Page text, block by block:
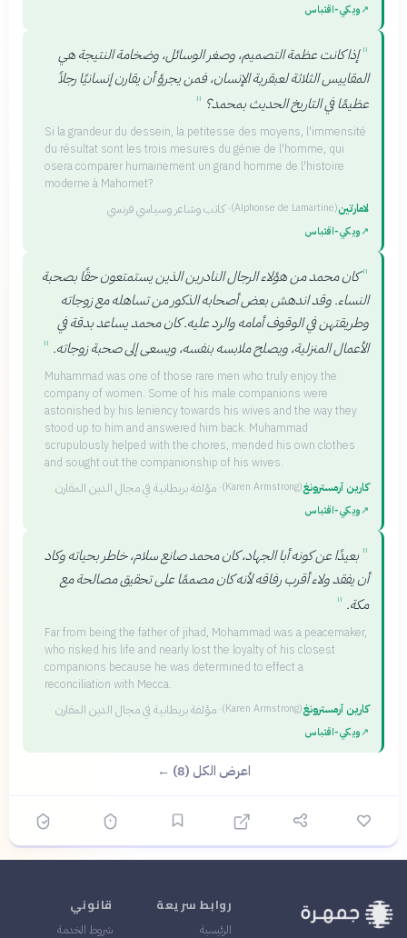
↗ويكي‑اقتباس
" إذا كانت عظمة التصميم، وصغر الوسائل، وضخامة النتيجة هي
المقاييس الثلاثة لعبقرية الإنسان، فمن يجرؤ أن يقارن إنسانيًا رجلاً
عظيمًا في التاريخ الحديث بمحمد؟ "
Si la grandeur du dessein, la petitesse des moyens, l'immensité
du résultat sont les trois mesures du génie de l'homme, qui
osera comparer humainement un grand homme de l'histoire
moderne à Mahomet?
لامارتين
(Alphonse de Lamartine)
·كاتب وشاعر وسياسي فرنسي
↗ويكي‑اقتباس
"كان محمد من هؤلاء الرجال النادرين الذين يستمتعون حقًا بصحبة
النساء. وقد اندهش بعض أصحابه الذكور من تساهله مع زوجاته
وطريقتهن في الوقوف أمامه والرد عليه. كان محمد يساعد بدقة في
الأعمال المنزلية، ويصلح ملابسه بنفسه، ويسعى إلى صحبة زوجاته. "
Muhammad was one of those rare men who truly enjoy the
company of women. Some of his male companions were
astonished by his leniency towards his wives and the way they
stood up to him and answered him back. Muhammad
scrupulously helped with the chores, mended his own clothes
and sought out the companionship of his wives.
كارين آرمسترونغ
(Karen Armstrong)
· مؤلفة بريطانية في مجال الدين المقارن
↗ويكي‑اقتباس
" بعيدًا عن كونه أبا الجهاد، كان محمد صانع سلام، خاطر بحياته وكاد
أن يفقد ولاء أقرب رفاقه لأنه كان مصممًا على تحقيق مصالحة مع
مكة. "
Far from being the father of jihad, Mohammad was a peacemaker,
who risked his life and nearly lost the loyalty of his closest
companions because he was determined to effect a
reconciliation with Mecca.
كارين آرمسترونغ
(Karen Armstrong)
· مؤلفة بريطانية في مجال الدين المقارن
↗ويكي‑اقتباس
اعرض الكل (8) ←
روابط سريعة
الرئيسية
قانوني
شروط الخدمة